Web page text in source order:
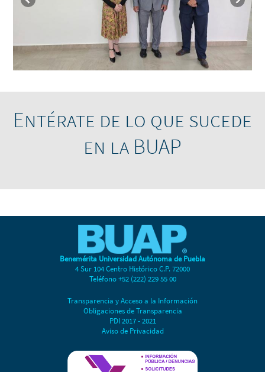
Entérate de lo que sucede
en la BUAP
Benemérita Universidad Autónoma de Puebla
4 Sur 104 Centro Histórico C.P. 72000
Teléfono +52 (222) 229 55 00
Transparencia y Acceso a la Información
Obligaciones de Transparencia
PDI 2017 - 2021
Aviso de Privacidad